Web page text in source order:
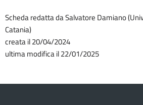
Scheda redatta da Salvatore Damiano
Catania)
creata il 20/04/2024
ultima modifica il 22/01/2025